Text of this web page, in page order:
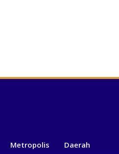
Metropolis Daerah